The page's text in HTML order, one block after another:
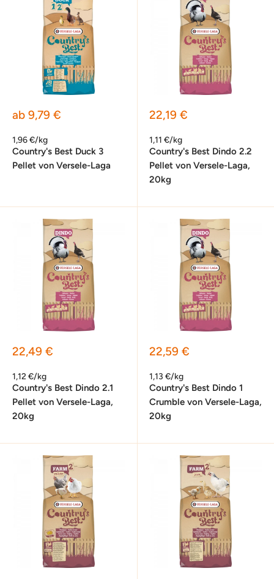
Sonderpreis
ab 9,79 €
1,96 €/kg
Country's Best Duck 3
Pellet von Versele-Laga
Sonderpreis
22,19 €
1,11 €/kg
Country's Best Dindo 2.2
Pellet von Versele-Laga,
20kg
Sonderpreis
22,49 €
1,12 €/kg
Country's Best Dindo 2.1
Pellet von Versele-Laga,
20kg
Sonderpreis
22,59 €
1,13 €/kg
Country's Best Dindo 1
Crumble von Versele-Laga,
20kg